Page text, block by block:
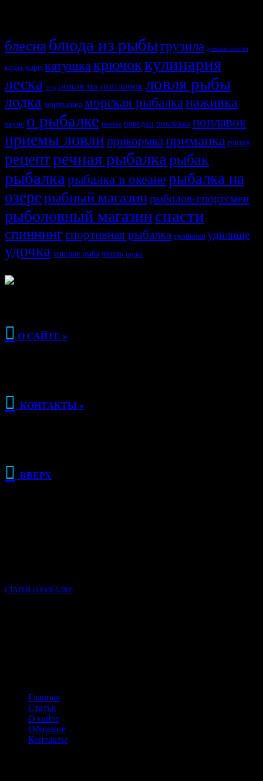
блесна блюда из рыбыгрузила донные снасти
карась карп катушкакрючоккулинария
леска лещ ловля на поплавок ловля рыбы
лодка мормышка морская рыбалканаживка
окунь о рыбалке плотва поводки поклевка поплавок
приемы ловлиприкормкаприманка рация
рецептречная рыбалка рыбак
рыбалка рыбалка в океанерыбалка на
озерерыбный магазинрыболов-спортсмен
рыболовный магазинснасти
спиннингспортивная рыбалка тройники удилище
удочка хищная рыба червь щука
 О САЙТЕ »
 КОНТАКТЫ »
 ВВЕРХ
СТАТЬИ О РЫБАЛКЕ
Главная
Статьи
О сайте
Общение
Контакты